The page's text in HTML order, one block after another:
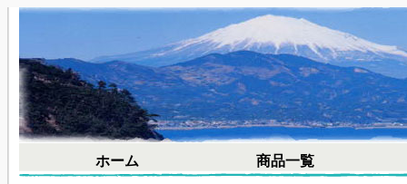
ホーム 商品一覧